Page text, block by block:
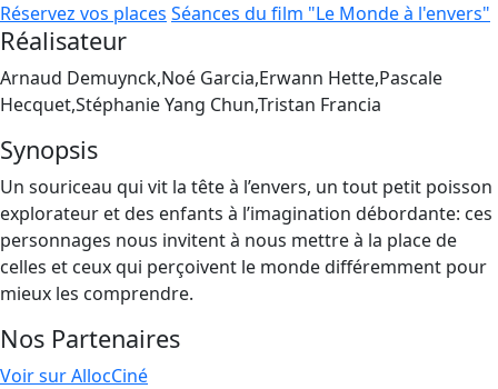
Réservez vos places Séances du film "Le Monde à l'envers"
Réalisateur
Arnaud Demuynck,Noé Garcia,Erwann Hette,Pascale
Hecquet,Stéphanie Yang Chun,Tristan Francia
Synopsis
Un souriceau qui vit la tête à l’envers, un tout petit poisson
explorateur et des enfants à l’imagination débordante: ces
personnages nous invitent à nous mettre à la place de
celles et ceux qui perçoivent le monde différemment pour
mieux les comprendre.
Nos Partenaires
Voir sur AllocCiné